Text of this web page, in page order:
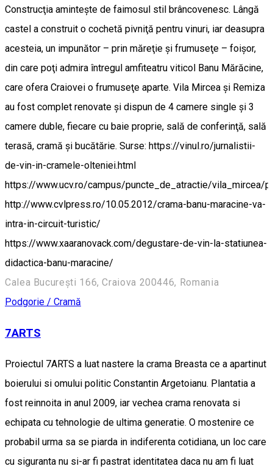
Construcţia aminteşte de faimosul stil brâncovenesc. Lângă
castel a construit o cochetă pivniţă pentru vinuri, iar deasupra
acesteia, un impunător – prin măreţie şi frumuseţe – foişor,
din care poţi admira întregul amfiteatru viticol Banu Mărăcine,
care ofera Craiovei o frumuseţe aparte. Vila Mircea şi Remiza
au fost complet renovate şi dispun de 4 camere single şi 3
camere duble, fiecare cu baie proprie, sală de conferinţă, sală
terasă, cramă şi bucătărie. Surse: https://vinul.ro/jurnalistii-
de-vin-in-cramele-olteniei.html
https://www.ucv.ro/campus/puncte_de_atractie/vila_mircea/
http://www.cvlpress.ro/10.05.2012/crama-banu-maracine-va-
intra-in-circuit-turistic/
https://www.xaaranovack.com/degustare-de-vin-la-statiunea-
didactica-banu-maracine/
Calea București 166, Craiova 200446, Romania
Podgorie / Cramă
7ARTS
Proiectul 7ARTS a luat nastere la crama Breasta ce a apartinut
boierului si omului politic Constantin Argetoianu. Plantatia a
fost reinnoita in anul 2009, iar vechea crama renovata si
echipata cu tehnologie de ultima generatie. O mostenire ce
probabil urma sa se piarda in indiferenta cotidiana, un loc care
cu siguranta nu si-ar fi pastrat identitatea daca nu am fi luat